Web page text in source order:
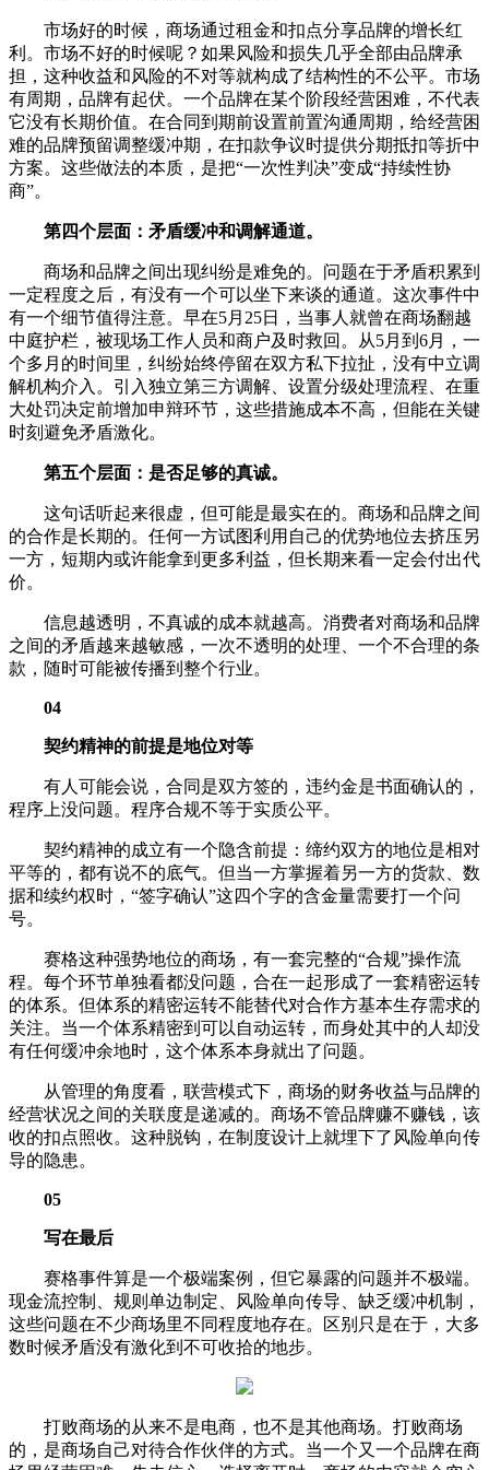
市场好的时候，商场通过租金和扣点分享品牌的增长红
利。市场不好的时候呢？如果风险和损失几乎全部由品牌承
担，这种收益和风险的不对等就构成了结构性的不公平。市场
有周期，品牌有起伏。一个品牌在某个阶段经营困难，不代表
它没有长期价值。在合同到期前设置前置沟通周期，给经营困
难的品牌预留调整缓冲期，在扣款争议时提供分期抵扣等折中
方案。这些做法的本质，是把“一次性判决”变成“持续性协
商”。
第四个层面：矛盾缓冲和调解通道。
商场和品牌之间出现纠纷是难免的。问题在于矛盾积累到
一定程度之后，有没有一个可以坐下来谈的通道。这次事件中
有一个细节值得注意。早在5月25日，当事人就曾在商场翻越
中庭护栏，被现场工作人员和商户及时救回。从5月到6月，一
个多月的时间里，纠纷始终停留在双方私下拉扯，没有中立调
解机构介入。引入独立第三方调解、设置分级处理流程、在重
大处罚决定前增加申辩环节，这些措施成本不高，但能在关键
时刻避免矛盾激化。
第五个层面：是否足够的真诚。
这句话听起来很虚，但可能是最实在的。商场和品牌之间
的合作是长期的。任何一方试图利用自己的优势地位去挤压另
一方，短期内或许能拿到更多利益，但长期来看一定会付出代
价。
信息越透明，不真诚的成本就越高。消费者对商场和品牌
之间的矛盾越来越敏感，一次不透明的处理、一个不合理的条
款，随时可能被传播到整个行业。
04
契约精神的前提是地位对等
有人可能会说，合同是双方签的，违约金是书面确认的，
程序上没问题。程序合规不等于实质公平。
契约精神的成立有一个隐含前提：缔约双方的地位是相对
平等的，都有说不的底气。但当一方掌握着另一方的货款、数
据和续约权时，“签字确认”这四个字的含金量需要打一个问
号。
赛格这种强势地位的商场，有一套完整的“合规”操作流
程。每个环节单独看都没问题，合在一起形成了一套精密运转
的体系。但体系的精密运转不能替代对合作方基本生存需求的
关注。当一个体系精密到可以自动运转，而身处其中的人却没
有任何缓冲余地时，这个体系本身就出了问题。
从管理的角度看，联营模式下，商场的财务收益与品牌的
经营状况之间的关联度是递减的。商场不管品牌赚不赚钱，该
收的扣点照收。这种脱钩，在制度设计上就埋下了风险单向传
导的隐患。
05
写在最后
赛格事件算是一个极端案例，但它暴露的问题并不极端。
现金流控制、规则单边制定、风险单向传导、缺乏缓冲机制，
这些问题在不少商场里不同程度地存在。区别只是在于，大多
数时候矛盾没有激化到不可收拾的地步。
打败商场的从来不是电商，也不是其他商场。打败商场
的，是商场自己对待合作伙伴的方式。当一个又一个品牌在商